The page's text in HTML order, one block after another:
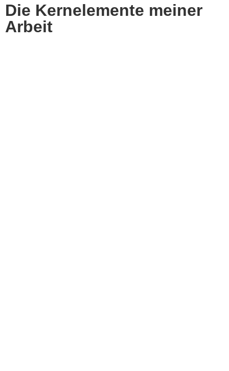
Die Kernelemente meiner
Arbeit